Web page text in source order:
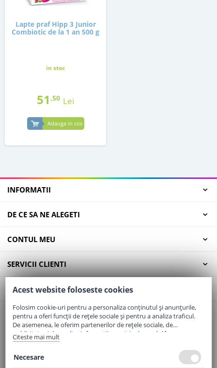
Lapte praf Hipp 3 Junior
Combiotic de la 1 an 500 g
in stoc
51 ,50 Lei
Adauga in cos
INFORMATII
DE CE SA NE ALEGETI
CONTUL MEU
SERVICII CLIENTI
CONTACT
Email:office@elaptepraf.ro
Telefon:0745-964-449
Adresa:Sos. Borsului, Nr. 20, Oradea, Jud. Bihor
Acest website foloseste cookies
Folosim cookie-uri pentru a personaliza conținutul și anunțurile,
pentru a oferi funcții de rețele sociale și pentru a analiza traficul.
De asemenea, le oferim partenerilor de rețele sociale, de
publicitate și de analize informații cu privire la modul în care
folosiți site-ul nostru. Aceștia le pot combina cu alte informații
Citeste mai mult
Necesare